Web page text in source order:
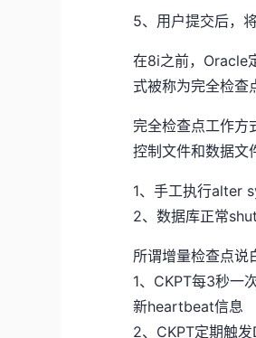
5、用户提交后，
在8i之前，Oracle
式被称为完全检查
完全检查点工作方
控制文件和数据文
1、手工执行alter
2、数据库正常
所谓增量检查点说
1、CKPT每3秒一
新heartbeat信息
2、CKPT定期触